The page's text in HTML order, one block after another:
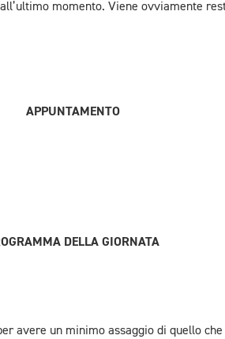
momento. Viene ovviamente
APPUNTAMENTO
DELLA GIORNATA
avere un minimo assaggio di quello